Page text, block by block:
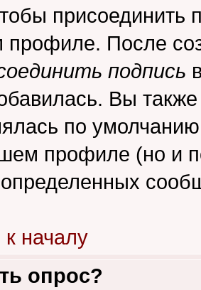
присоединить
профиле. После
подпись
Вы
по
профиле (но и
к началу
опрос?